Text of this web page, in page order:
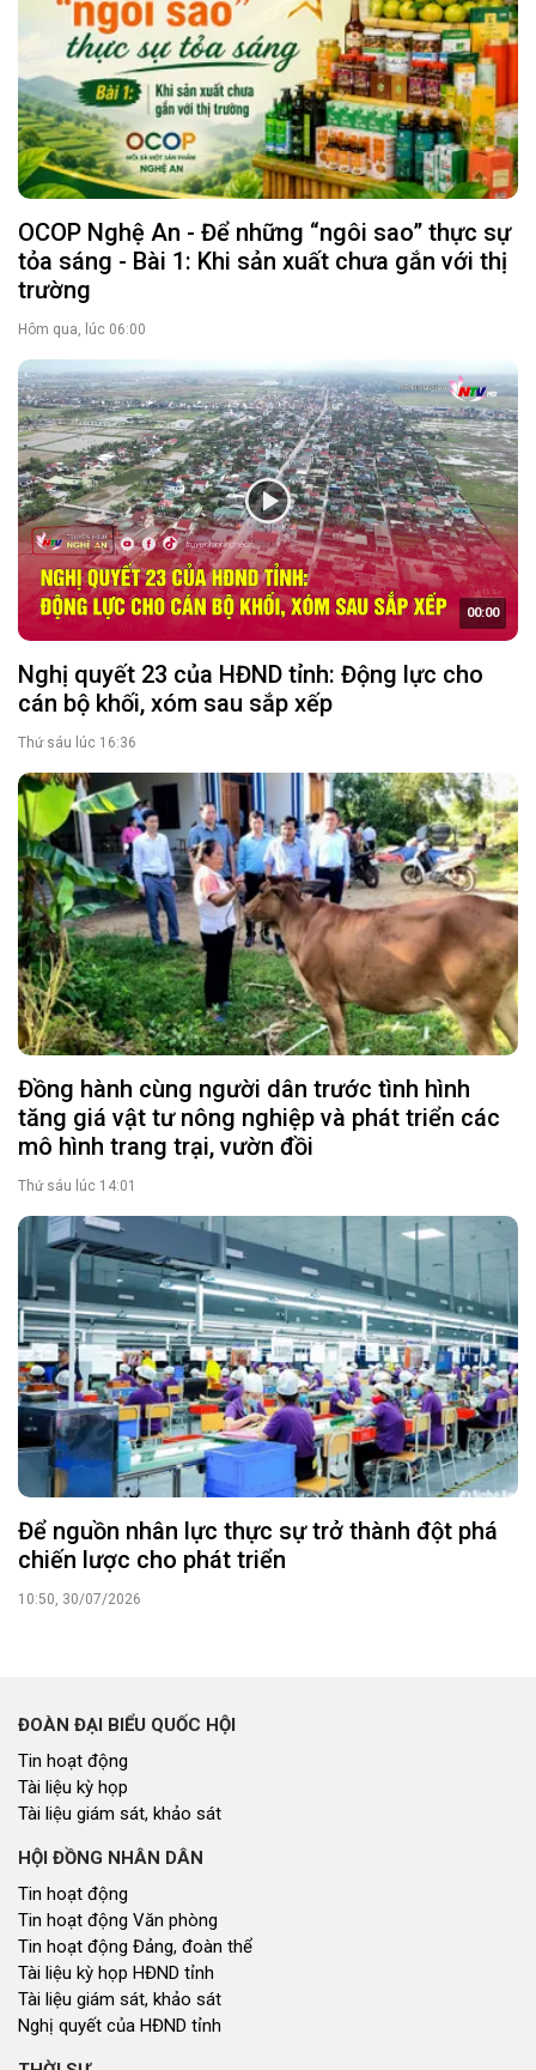
OCOP Nghệ An - Để những “ngôi sao” thực sự
tỏa sáng - Bài 1: Khi sản xuất chưa gắn với thị
trường
Hôm qua, lúc 06:00
00:00
Nghị quyết 23 của HĐND tỉnh: Động lực cho
cán bộ khối, xóm sau sắp xếp
Thứ sáu lúc 16:36
Đồng hành cùng người dân trước tình hình
tăng giá vật tư nông nghiệp và phát triển các
mô hình trang trại, vườn đồi
Thứ sáu lúc 14:01
Để nguồn nhân lực thực sự trở thành đột phá
chiến lược cho phát triển
10:50, 30/07/2026
ĐOÀN ĐẠI BIỂU QUỐC HỘI
Tin hoạt động
Tài liệu kỳ họp
Tài liệu giám sát, khảo sát
HỘI ĐỒNG NHÂN DÂN
Tin hoạt động
Tin hoạt động Văn phòng
Tin hoạt động Đảng, đoàn thể
Tài liệu kỳ họp HĐND tỉnh
Tài liệu giám sát, khảo sát
Nghị quyết của HĐND tỉnh